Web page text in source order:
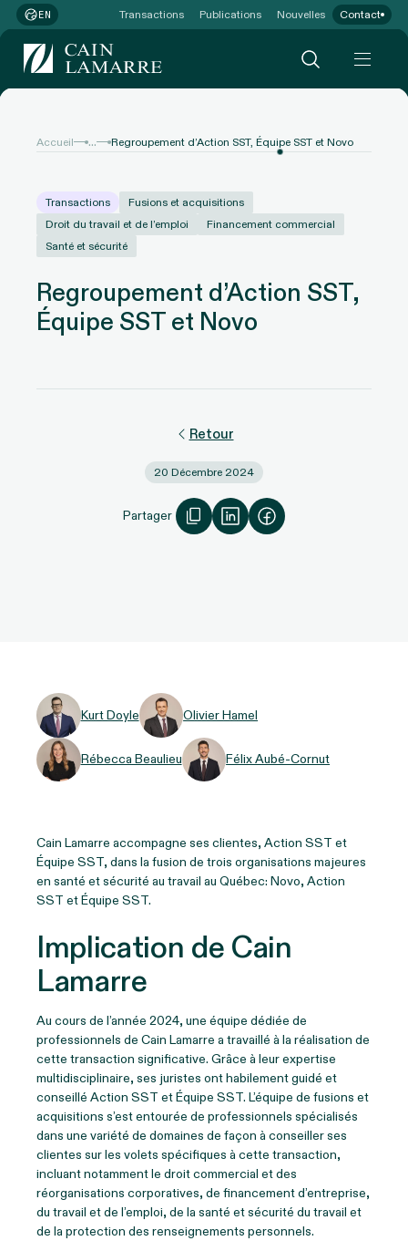
EN Transactions Publications Nouvelles Contact
Accueil ... Regroupement d’Action SST, Équipe SST et Novo
Transactions
Fusions et acquisitions
Droit du travail et de l’emploi
Financement commercial
Santé et sécurité
Regroupement d’Action SST,
Équipe SST et Novo
Retour
20 Décembre 2024
Partager
Kurt Doyle Olivier Hamel
Rébecca Beaulieu Félix Aubé-Cornut
Cain Lamarre accompagne ses clientes, Action SST et
Équipe SST, dans la fusion de trois organisations majeures
en santé et sécurité au travail au Québec: Novo, Action
SST et Équipe SST.
Implication de Cain
Lamarre
Au cours de l’année 2024, une équipe dédiée de
professionnels de Cain Lamarre a travaillé à la réalisation de
cette transaction significative. Grâce à leur expertise
multidisciplinaire, ses juristes ont habilement guidé et
conseillé Action SST et Équipe SST. L’équipe de fusions et
acquisitions s’est entourée de professionnels spécialisés
dans une variété de domaines de façon à conseiller ses
clientes sur les volets spécifiques à cette transaction,
incluant notamment le droit commercial et des
réorganisations corporatives, de financement d’entreprise,
du travail et de l’emploi, de la santé et sécurité du travail et
de la protection des renseignements personnels.